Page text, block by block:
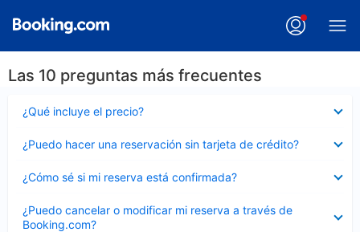
Las 10 preguntas más frecuentes
¿Qué incluye el precio?
cerrado
¿Puedo hacer una reservación sin tarjeta de crédito?
cerrado
¿Cómo sé si mi reserva está confirmada?
cerrado
¿Puedo cancelar o modificar mi reserva a través de
Booking.com?
cerrado